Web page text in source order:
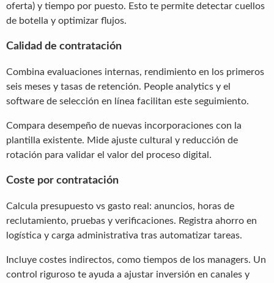
oferta) y tiempo por puesto. Esto te permite detectar cuellos
de botella y optimizar flujos.
Calidad de contratación
Combina evaluaciones internas, rendimiento en los primeros
seis meses y tasas de retención. People analytics y el
software de selección en línea facilitan este seguimiento.
Compara desempeño de nuevas incorporaciones con la
plantilla existente. Mide ajuste cultural y reducción de
rotación para validar el valor del proceso digital.
Coste por contratación
Calcula presupuesto vs gasto real: anuncios, horas de
reclutamiento, pruebas y verificaciones. Registra ahorro en
logística y carga administrativa tras automatizar tareas.
Incluye costes indirectos, como tiempos de los managers. Un
control riguroso te ayuda a ajustar inversión en canales y